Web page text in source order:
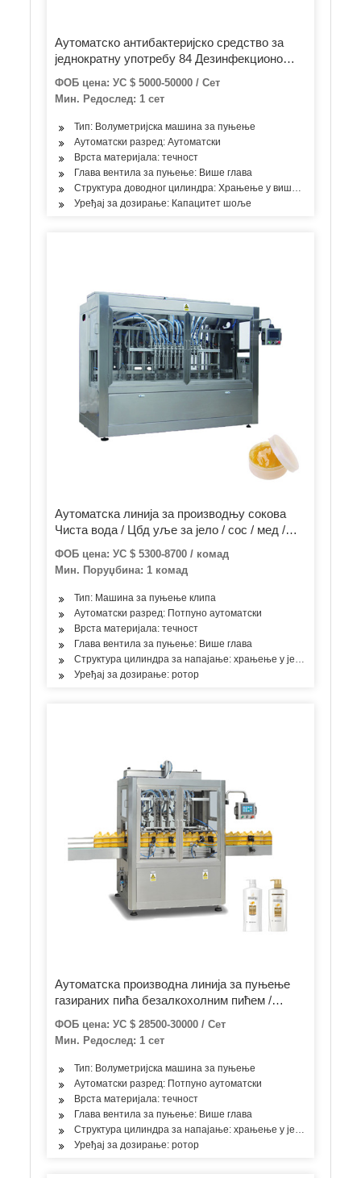
Аутоматско антибактеријско средство за
једнократну употребу 84 Дезинфекционо
средство Течност Гел алкохолна течност
Ручно прање Санитизер Мешање и пуњење
боца Затварање етикета Машина за
паковање
ФОБ цена: УС $ 5000-50000 / Сет
Мин. Редослед: 1 сет
Тип: Волуметријска машина за пуњење
Аутоматски разред: Аутоматски
Врста материјала: течност
Глава вентила за пуњење: Више глава
Структура доводног цилиндра: Храњење у више просторија
Уређај за дозирање: Капацитет шоље
Аутоматска линија за производњу сокова
Чиста вода / Цбд уље за јело / сос / мед /
млеко / парадајз паста Машина за пуњење и
затварање етикета
ФОБ цена: УС $ 5300-8700 / комад
Мин. Поруџбина: 1 комад
Тип: Машина за пуњење клипа
Аутоматски разред: Потпуно аутоматски
Врста материјала: течност
Глава вентила за пуњење: Више глава
Структура цилиндра за напајање: храњење у једној соби
Уређај за дозирање: ротор
Аутоматска производна линија за пуњење
газираних пића безалкохолним пићем /
машина за пуњење лименки и машина за
пуњење и паковање лименки / пића
течношћу
ФОБ цена: УС $ 28500-30000 / Сет
Мин. Редослед: 1 сет
Тип: Волуметријска машина за пуњење
Аутоматски разред: Потпуно аутоматски
Врста материјала: течност
Глава вентила за пуњење: Више глава
Структура цилиндра за напајање: храњење у једној соби
Уређај за дозирање: ротор